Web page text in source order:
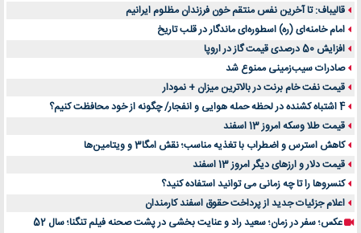
قالیباف: تا آخرین نفس منتقم خون فرزندان مظلوم ایرانیم
امام خامنه‌ای (ره) اسطوره‌ای ماندگار در قلب تاریخ
افزایش 50 درصدی قیمت گاز در اروپا
صادرات سیب‌زمینی ممنوع شد
قیمت نفت خام برنت در بالاترین میزان + نمودار
4 اشتباه کشنده در لحظه حمله هوایی و انفجار/ چگونه از خود محافظت کنیم؟
قیمت طلا وسکه امروز 13 اسفند
کاهش استرس و اضطراب با تغذیه مناسب؛ نقش امگا3 و ویتامین‌ها
قیمت دلار و ارزهای دیگر امروز 13 اسفند
کنسروها را تا چه زمانی می توانید استفاده کنید؟
اعلام جزئیات جدید از پرداخت حقوق اسفند کارمندان
عکس؛ سفر در زمان؛ سعید راد و عنایت بخشی در پشت صحنه فیلم تنگنا؛ سال 52